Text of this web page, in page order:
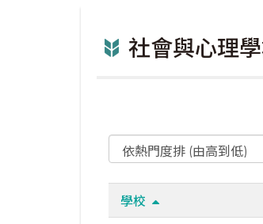
社會與心理
學校